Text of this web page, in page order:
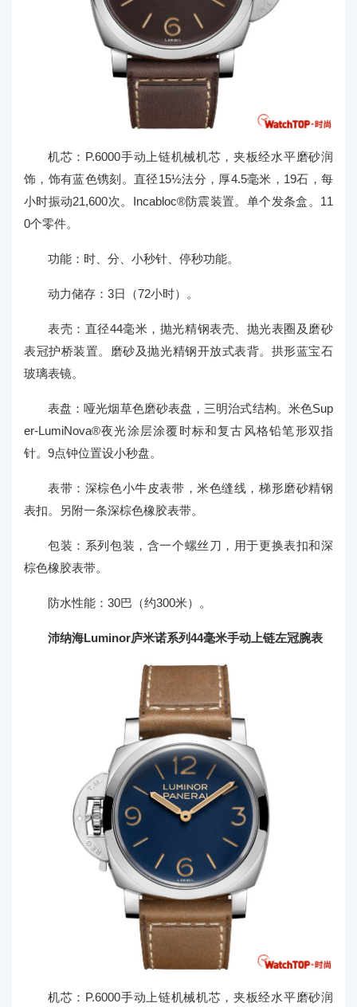
机芯：P.6000手动上链机械机芯，夹板经水平磨砂润
饰，饰有蓝色镌刻。直径15½法分，厚4.5毫米，19石，每
小时振动21,600次。Incabloc®防震装置。单个发条盒。11
0个零件。
功能：时、分、小秒针、停秒功能。
动力储存：3日（72小时）。
表壳：直径44毫米，抛光精钢表壳、抛光表圈及磨砂
表冠护桥装置。磨砂及抛光精钢开放式表背。拱形蓝宝石
玻璃表镜。
表盘：哑光烟草色磨砂表盘，三明治式结构。米色Sup
er-LumiNova®夜光涂层涂覆时标和复古风格铅笔形双指
针。9点钟位置设小秒盘。
表带：深棕色小牛皮表带，米色缝线，梯形磨砂精钢
表扣。另附一条深棕色橡胶表带。
包装：系列包装，含一个螺丝刀，用于更换表扣和深
棕色橡胶表带。
防水性能：30巴（约300米）。
沛纳海Luminor庐米诺系列44毫米手动上链左冠腕表
机芯：P.6000手动上链机械机芯，夹板经水平磨砂润